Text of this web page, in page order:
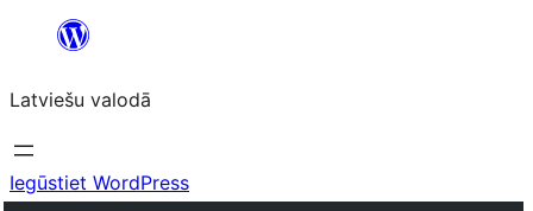
Pāriet
saturu
Latviešu valodā
Iegūstiet WordPress